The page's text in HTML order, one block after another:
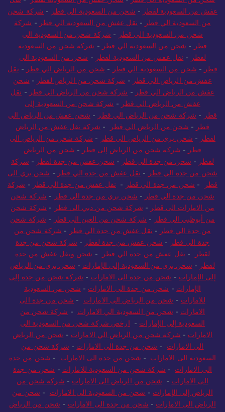
عفش من السعودية لقطر - شحن من السعودية الى قطر - شركة شحن
من السعودية الي قطر - نقل عفش من السعودية الي قطر - شركة
شحن من السعودية الي قطر - شركة شحن من السعودية الى
قطر - شحن من السعودية الي قطر - شركة شحن من السعودية
لقطر - نقل عفش من السعودية لقطر - شحن من السعودية الى
قطر - شحن من السعودية الي قطر - شحن من الرياض الي قطر - نقل
عفش من الرياض الي قطر - شركة شحن من الرياض لقطر - شحن
عفش من الرياض الي قطر - شركة شحن من الرياض الي قطر - نقل
عفش من الرياض الي قطر - شركة شحن من السعودية إلى
قطر - شركة شحن من الرياض الي قطر - شحن عفش من الرياض الي
قطر - شحن من الرياض الي قطر - شركة نقل عفش من الرياض
لقطر - شحن بري من الرياض الي قطر - شركة شحن من الرياض الي
قطر - شركة شحن من الرياض إلى قطر - شحن من الرياض
لقطر - شحن من جدة الي قطر - شحن عفش من جدة لقطر - شركة
شحن من جدة الي قطر - نقل عفش من جدة الي قطر - شحن بري الى
قطر
- شحن من جدة الي قطر - نقل عفش من جدة الي قطر - شركة
شحن من جدة الي قطر - شحن بري من جدة الي قطر - شركة شحن
من الامارات الى قطر - شركة شحن من دبي الى قطر - شركة شحن
من أبوظبي الى قطر - شركة شحن من العين الى قطر - شركة شحن
من جدة الي قطر - نقل عفش من جدة الي قطر - شركة شحن من
جدة الي قطر - شحن عفش من جدة لقطر - شركة شحن من جدة
لقطر
- نقل عفش من جدة الي قطر - شحن ونقل عفش من جدة
لقطر - شحن بري من السعودية إلى الإمارات - شحن بري من الرياض
إلى الإمارات - شحن من جدة الى الامارات - شركة شحن من جدة إلى
الإمارات - شحن من جدة الى الامارات - شحن من السعودية
للامارات - شحن من الرياض الى الامارات - شحن من جدة الى
الامارات - شحن من السعودية الي الامارات - شركة شحن من
السعودية إلى الإمارات - ارخص شركة شحن من السعودية الى
الامارات - شركة شحن من الرياض الي الامارات - شحن من الرياض
الي الامارات - شحن من جدة الى الامارات - شركة شحن من
السعودية الى الامارات - شحن من جدة الى الامارات - شحن من جدة
الى الامارات - شركة شحن من السعودية للامارات - شحن من جدة
الى الامارات - شحن من الرياض الى الامارات - شركة شحن من
الرياض إلى الإمارات - شحن من السعودية الى الامارات - شحن من
الرياض الى الامارات - شحن من جدة الى الامارات - شحن من الرياض